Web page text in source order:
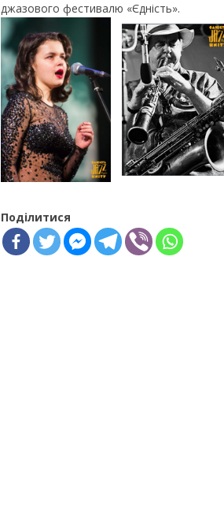
джазового фестивалю «Єдність».
Поділитися